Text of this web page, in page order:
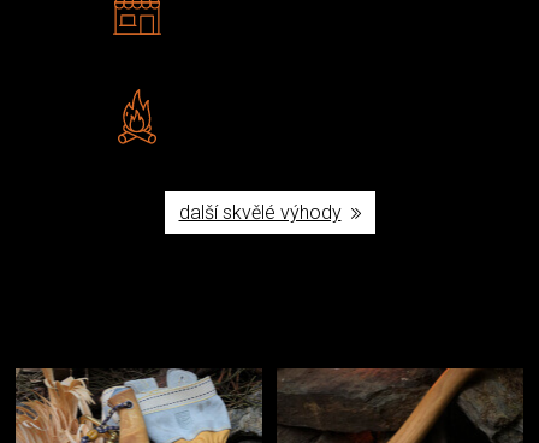
další skvělé výhody